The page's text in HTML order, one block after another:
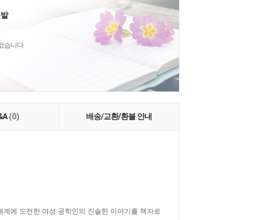
습니다.
(0) 배송/교환/환불 안내
에 도전한 여성 공학인의 진솔한 이야기를 책자로